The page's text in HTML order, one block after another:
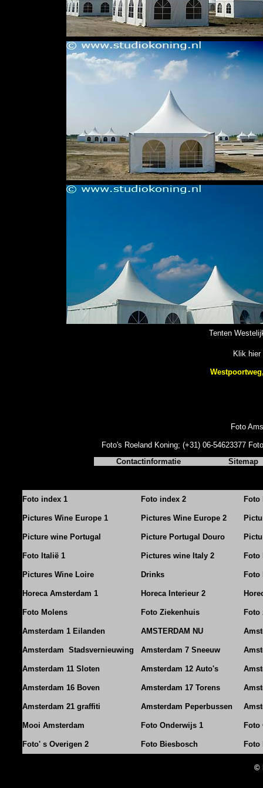
Tenten
Klik
Foto
Foto's Roeland Koning; (+31) 06-54623377
Contactinformatie
Sitemap
Foto index 1 Foto index 2 Foto
Pictures Wine Europe 1 Pictures Wine Europe 2
Picture wine Portugal Picture Portugal Douro
Foto Italië 1 Pictures wine Italy 2 Foto
Pictures Wine Loire Drinks Foto
Horeca Amsterdam 1 Horeca Interieur 2
Foto Molens Foto Ziekenhuis Foto
Amsterdam 1 Eilanden AMSTERDAM NU
Amsterdam Stadsvernieuwing Amsterdam 7 Sneeuw
Amsterdam 11 Sloten Amsterdam 12 Auto's
Amsterdam 16 Boven Amsterdam 17 Torens
Amsterdam 21 graffiti Amsterdam Peperbussen
Mooi Amsterdam Foto Onderwijs 1 Foto
Foto' s Overigen 2 Foto Biesbosch Foto
©